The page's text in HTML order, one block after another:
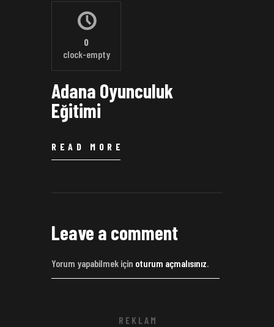
0
clock-empty
Adana Oyunculuk
Eğitimi
READ MORE
Leave a comment
Yorum yapabilmek için oturum açmalısınız.
R E K L A M